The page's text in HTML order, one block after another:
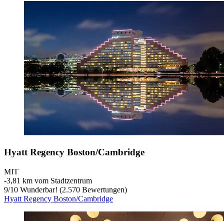
Hyatt Regency Boston/Cambridge
MIT
‐3,81 km vom Stadtzentrum
9/10 Wunderbar! (2.570 Bewertungen)
Hyatt Regency Boston/Cambridge